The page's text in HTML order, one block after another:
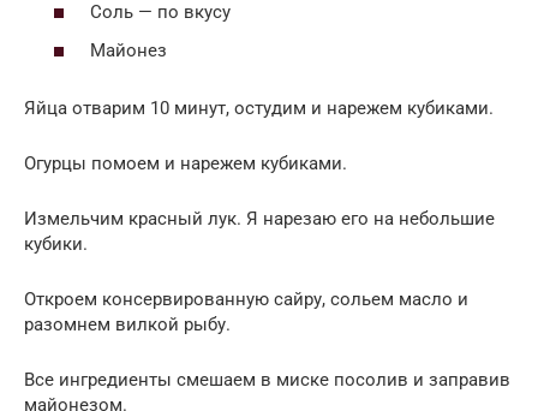
Соль — по вкусу
Майонез
Яйца отварим 10 минут, остудим и нарежем кубиками.
Огурцы помоем и нарежем кубиками.
Измельчим красный лук. Я нарезаю его на небольшие
кубики.
Откроем консервированную сайру, сольем масло и
разомнем вилкой рыбу.
Все ингредиенты смешаем в миске посолив и заправив
майонезом.